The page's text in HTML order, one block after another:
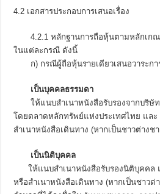
4.2 เอกสารประกอบการเสนอเรื่อง
4.2.1 หลักฐานการถือหุ้นตามหลักเกณ
ในแต่ละกรณี ดังนี้
ก) กรณีผู้ถือหุ้นรายเดียวเสนอวาระกา
เป็นบุคคลธรรมดา
ให้แนบสำเนาหนังสือรับรองจากบริษัท
โดยตลาดหลักทรัพย์แห่งประเทศไทย แล
สำเนาหนังสือเดินทาง (หากเป็นชาวต่างช
เป็นนิติบุคคล
ให้แนบสำเนาหนังสือรับรองนิติบุคคล
หรือสำเนาหนังสือเดินทาง (หากเป็นชาวต่